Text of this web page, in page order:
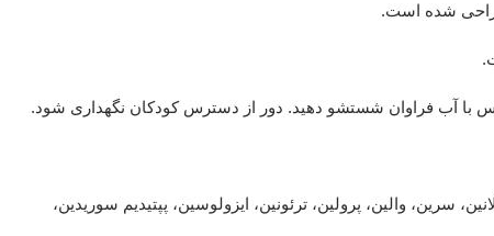
با آب فراوان شستشو دهید. دور از دسترس کودکان نگهداری شود.
سرین، والین، پرولین، ترئونین، ایزولوسین، پپتیدیم سوریدین،